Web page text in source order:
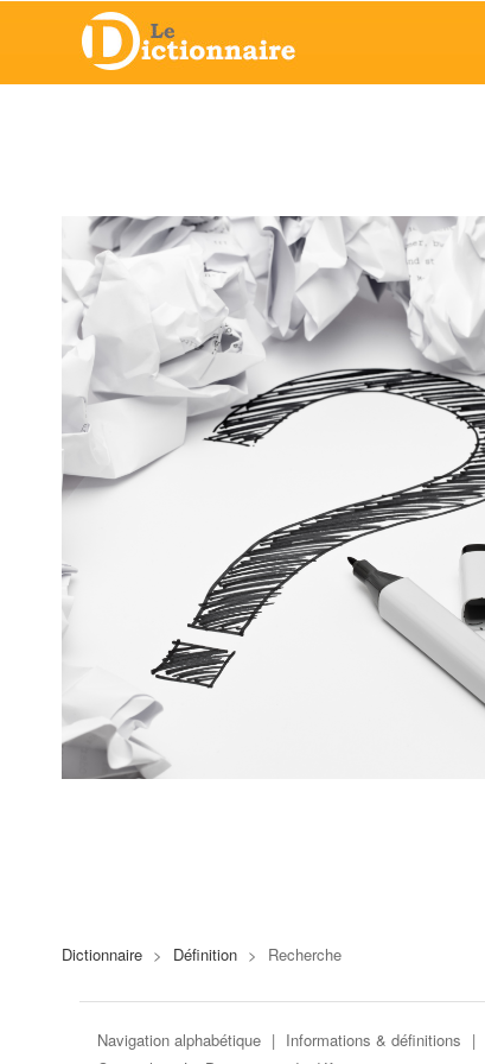
Dictionnaire > Définition > Recherche
Navigation alphabétique | Informations & définitions |